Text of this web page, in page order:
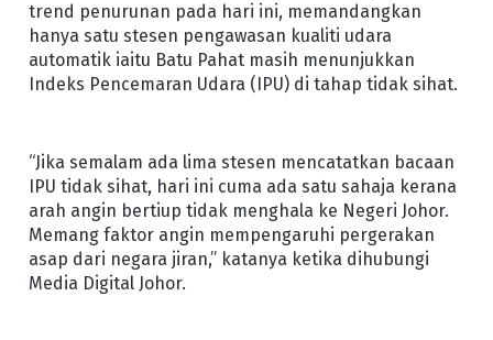
trend penurunan pada hari ini, memandangkan
hanya satu stesen pengawasan kualiti udara
automatik iaitu Batu Pahat masih menunjukkan
Indeks Pencemaran Udara (IPU) di tahap tidak sihat.
“Jika semalam ada lima stesen mencatatkan bacaan
IPU tidak sihat, hari ini cuma ada satu sahaja kerana
arah angin bertiup tidak menghala ke Negeri Johor.
Memang faktor angin mempengaruhi pergerakan
asap dari negara jiran,” katanya ketika dihubungi
Media Digital Johor.